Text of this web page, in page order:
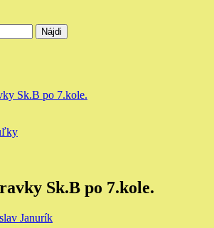
Sk.B po 7.kole.
Sk.B po 7.kole.
Janurík